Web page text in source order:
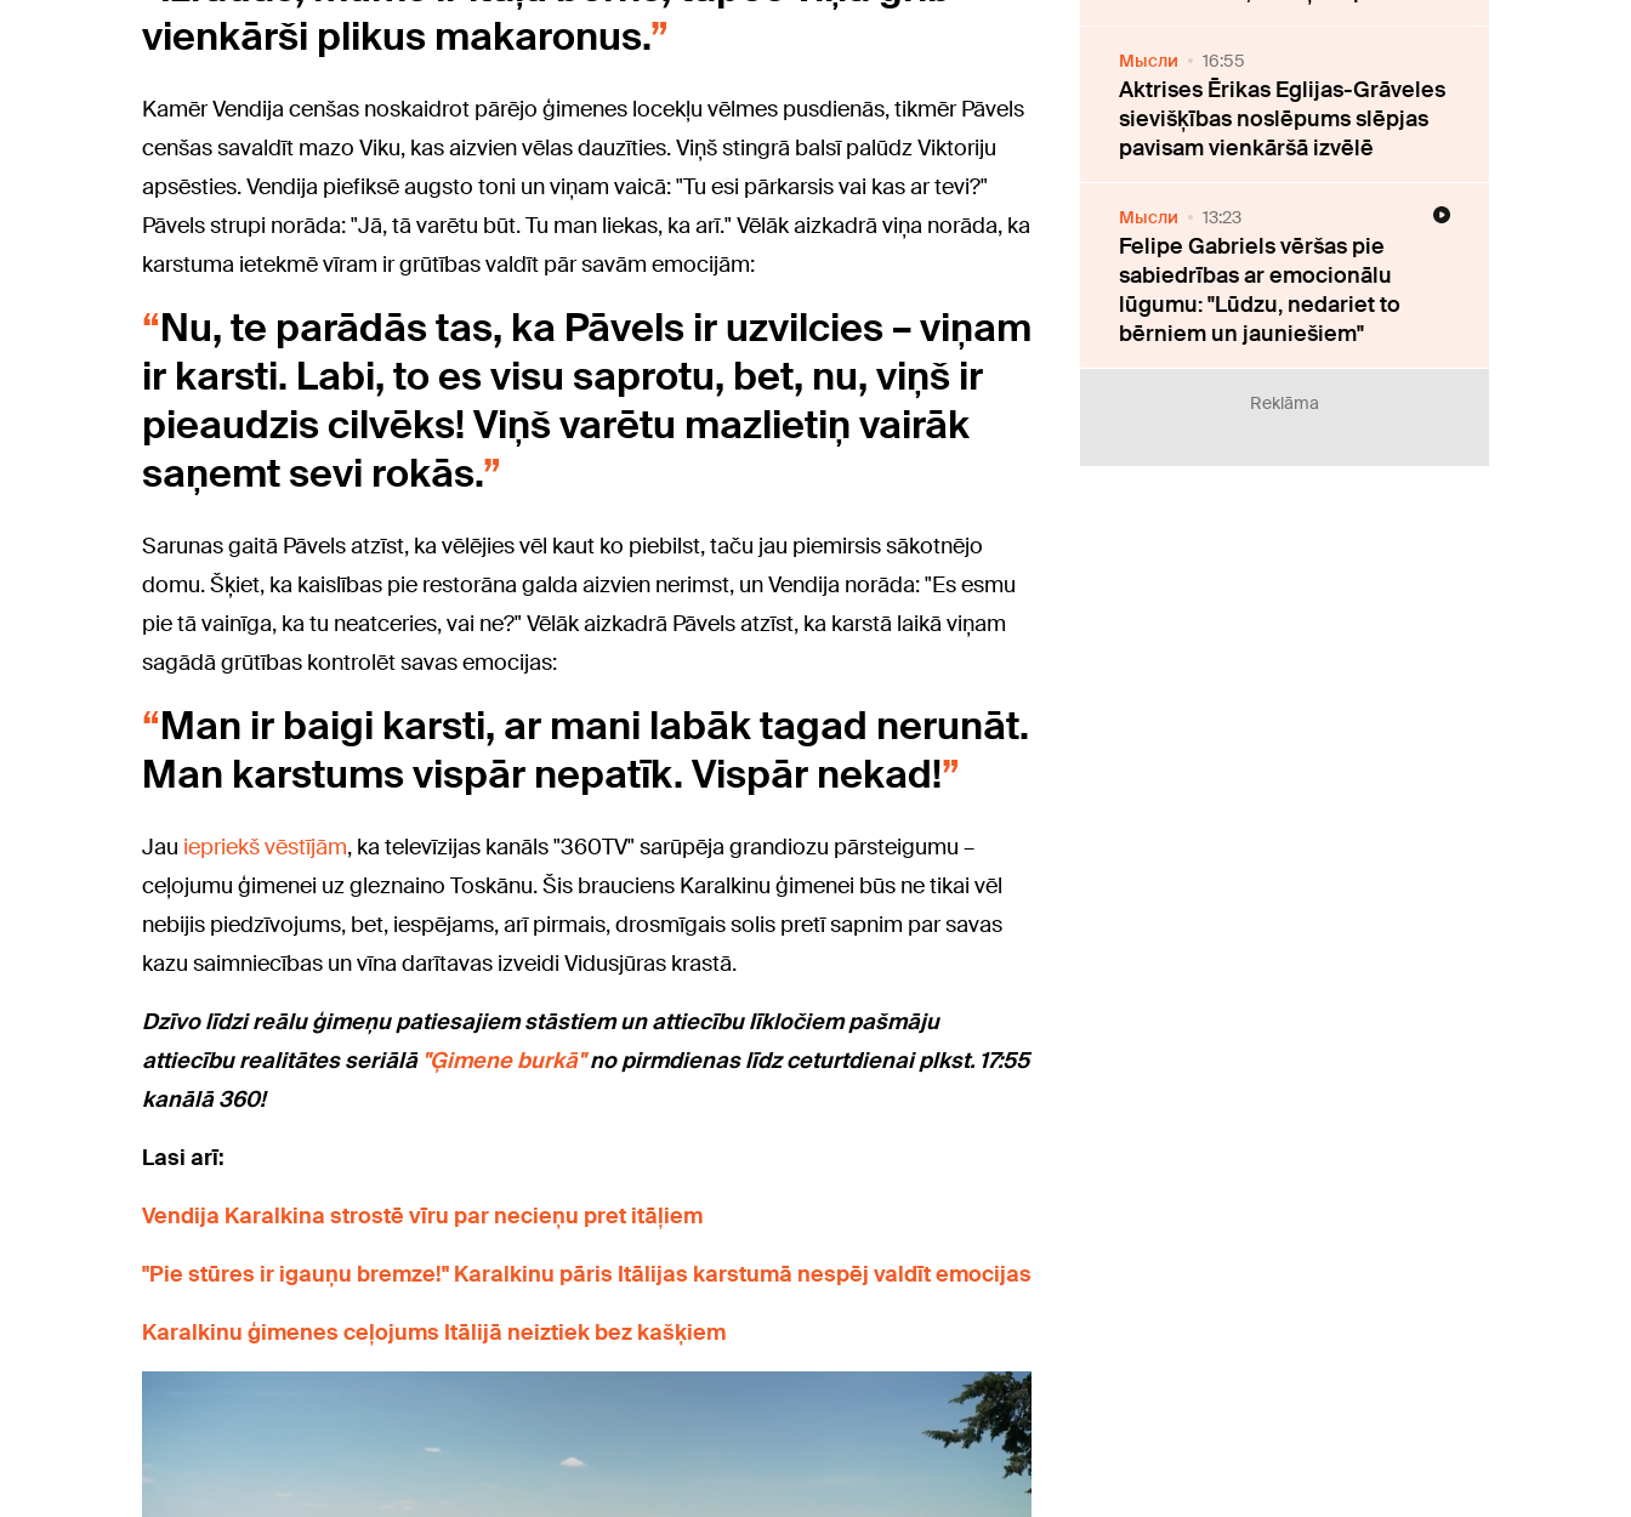
vienkārši plikus makaronus.
Kamēr Vendija cenšas noskaidrot pārējo ģimenes locekļu vēlmes pusdienās, tikmēr Pāvels
cenšas savaldīt mazo Viku, kas aizvien vēlas dauzīties. Viņš stingrā balsī palūdz Viktoriju
apsēsties. Vendija piefiksē augsto toni un viņam vaicā: "Tu esi pārkarsis vai kas ar tevi?"
Pāvels strupi norāda: "Jā, tā varētu būt. Tu man liekas, ka arī." Vēlāk aizkadrā viņa norāda, ka
karstuma ietekmē vīram ir grūtības valdīt pār savām emocijām:
Nu, te parādās tas, ka Pāvels ir uzvilcies – viņam
ir karsti. Labi, to es visu saprotu, bet, nu, viņš ir
pieaudzis cilvēks! Viņš varētu mazlietiņ vairāk
saņemt sevi rokās.
Sarunas gaitā Pāvels atzīst, ka vēlējies vēl kaut ko piebilst, taču jau piemirsis sākotnējo
domu. Šķiet, ka kaislības pie restorāna galda aizvien nerimst, un Vendija norāda: "Es esmu
pie tā vainīga, ka tu neatceries, vai ne?" Vēlāk aizkadrā Pāvels atzīst, ka karstā laikā viņam
sagādā grūtības kontrolēt savas emocijas:
Man ir baigi karsti, ar mani labāk tagad nerunāt.
Man karstums vispār nepatīk. Vispār nekad!
Jau iepriekš vēstījām, ka televīzijas kanāls "360TV" sarūpēja grandiozu pārsteigumu –
ceļojumu ģimenei uz gleznaino Toskānu. Šis brauciens Karalkinu ģimenei būs ne tikai vēl
nebijis piedzīvojums, bet, iespējams, arī pirmais, drosmīgais solis pretī sapnim par savas
kazu saimniecības un vīna darītavas izveidi Vidusjūras krastā.
Dzīvo līdzi reālu ģimeņu patiesajiem stāstiem un attiecību līkločiem pašmāju
attiecību realitātes seriālā "Ģimene burkā"no pirmdienas līdz ceturtdienai plkst. 17:55
kanālā 360!
Lasi arī:
Vendija Karalkina strostē vīru par necieņu pret itāļiem
"Pie stūres ir igauņu bremze!" Karalkinu pāris Itālijas karstumā nespēj valdīt emocijas
Karalkinu ģimenes ceļojums Itālijā neiztiek bez kašķiem
Мысли 16:55
Aktrises Ērikas Eglijas-Grāveles
sievišķības noslēpums slēpjas
pavisam vienkāršā izvēlē
Мысли 13:23
Felipe Gabriels vēršas pie
sabiedrības ar emocionālu
lūgumu: "Lūdzu, nedariet to
bērniem un jauniešiem"
Reklāma